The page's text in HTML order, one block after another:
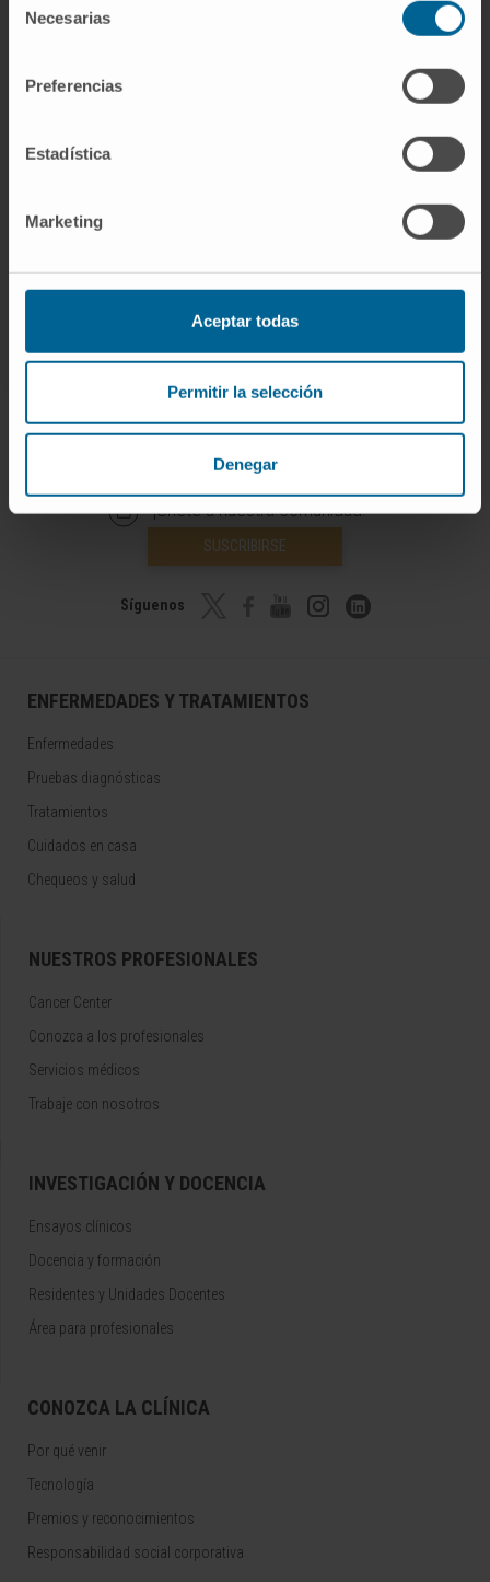
Necesarias
Preferencias
Estadística
Marketing
Aceptar todas
Permitir la selección
Denegar
(SEFM).
(EFOMP).
Representante de la SEFM ante la EFOMP.
¡Únete a nuestra comunidad!
SUSCRIBIRSE
Síguenos
ENFERMEDADES Y TRATAMIENTOS
Enfermedades
Pruebas diagnósticas
Tratamientos
Cuidados en casa
Chequeos y salud
NUESTROS PROFESIONALES
Cancer Center
Conozca a los profesionales
Servicios médicos
Trabaje con nosotros
INVESTIGACIÓN Y DOCENCIA
Ensayos clínicos
Docencia y formación
Residentes y Unidades Docentes
Área para profesionales
CONOZCA LA CLÍNICA
Por qué venir
Tecnología
Premios y reconocimientos
Responsabilidad social corporativa